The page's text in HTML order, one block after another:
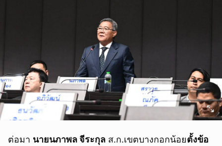
ต่อมา นายนภาพล จีระกุล ส.ก.เขตบางกอกน้อยตั้งข้อ